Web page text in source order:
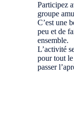
Participez
groupe
C’est une
peu et de
ensemble.
L’activité
pour tout
passer